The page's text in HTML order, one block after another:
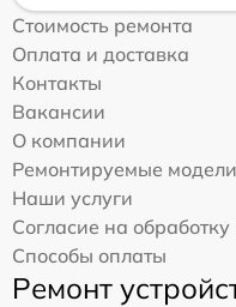
Стоимость ремонта
Оплата и доставка
Контакты
Вакансии
О компании
Ремонтируемые модели
Наши услуги
Согласие на
Способы оплаты
Ремонт